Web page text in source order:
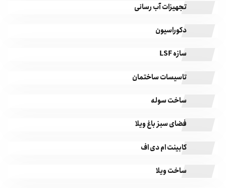
تجهیزات آب رسانی
دکوراسیون
سازه LSF
تاسیسات ساختمان
ساخت سوله
فضای سبز باغ ویلا
کابینت ام دی اف
ساخت ویلا